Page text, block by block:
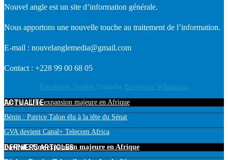
Nouvel angle est un site d’information générale.
Nous apportons une nouvelle touche au traitement de l’information.
E-mail : nouvelanglemedia@gmail.com
Contact : +228 99 00 68 05
Facebook Twitter Youtube Envelope Whatsapp
ACTUALITE
PayPal : Une expansion majeure en Afrique
Bénin : Patrice Talon élu à la tête du Sénat
GVA devient Canal+ Telecom Africa
DERNIERS ARTICLES
PayPal : Une expansion majeure en Afrique